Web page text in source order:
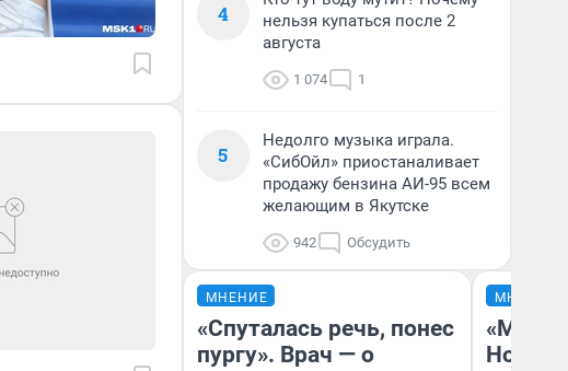
4
нельзя купаться после 2
августа
1 074 1
5
Недолго музыка играла.
«СибОйл» приостаналивает
продажу бензина АИ-95 всем
желающим в Якутске
942 Обсудить
МНЕНИЕ
«Спуталась речь, понес
пургу». Врач — о
МНЕНИЕ
«Мы